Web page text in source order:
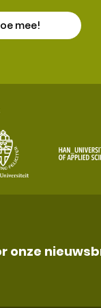
mee!
onze